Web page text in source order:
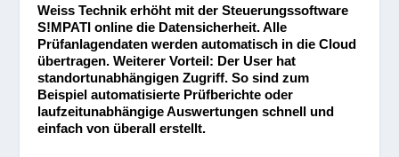
Weiss Technik erhöht mit der Steuerungssoftware
S!MPATI online die Datensicherheit. Alle
Prüfanlagendaten werden automatisch in die Cloud
übertragen. Weiterer Vorteil: Der User hat
standortunabhängigen Zugriff. So sind zum
Beispiel automatisierte Prüfberichte oder
laufzeitunabhängige Auswertungen schnell und
einfach von überall erstellt.